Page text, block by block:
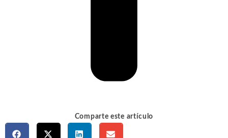
Comparte este artículo